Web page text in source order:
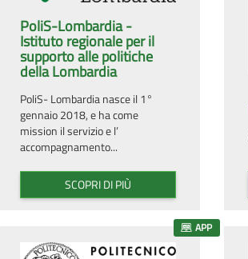
PoliS-Lombardia -
Istituto regionale per il
supporto alle politiche
della Lombardia
PoliS- Lombardia nasce il 1°
gennaio 2018, e ha come
mission il servizio e l’
accompagnamento...
SCOPRI DI PIÙ
APP